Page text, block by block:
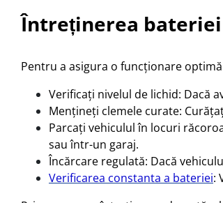
Întreținerea
Pentru a asigura o funcționare
Verificați nivelul de lichid: Dacă
Mențineți clemele curate:
Parcați vehiculul în locuri
sau într-un garaj.
Încărcare regulată: Dacă
Verificarea constanta a bateriei: